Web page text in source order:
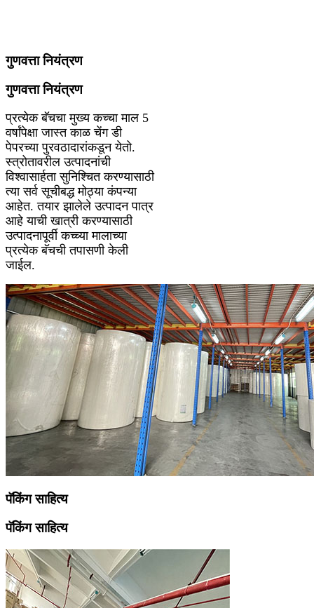
गुणवत्ता नियंत्रण
गुणवत्ता नियंत्रण
प्रत्येक बॅचचा मुख्य कच्चा माल 5
वर्षांपेक्षा जास्त काळ चेंग डी
पेपरच्या पुरवठादारांकडून येतो.
स्त्रोतावरील उत्पादनांची
विश्वासार्हता सुनिश्चित करण्यासाठी
त्या सर्व सूचीबद्ध मोठ्या कंपन्या
आहेत. तयार झालेले उत्पादन पात्र
आहे याची खात्री करण्यासाठी
उत्पादनापूर्वी कच्च्या मालाच्या
प्रत्येक बॅचची तपासणी केली
जाईल.
पॅकिंग साहित्य
पॅकिंग साहित्य